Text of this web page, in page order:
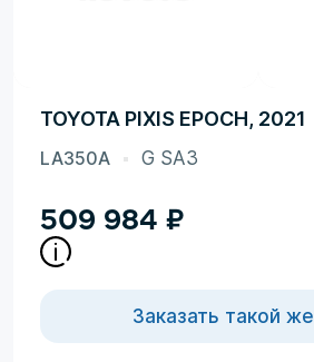
TOYOTA PIXIS EPOCH, 2021
LA350A G SA3
509 984 ₽
Заказать такой же